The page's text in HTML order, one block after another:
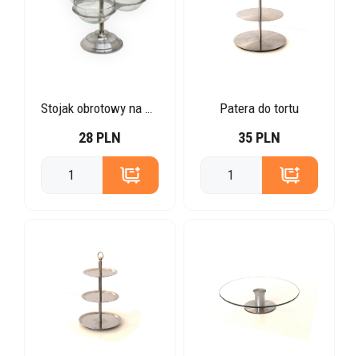
Stojak obrotowy na miseczki
28 PLN
Patera do tortu
35 PLN